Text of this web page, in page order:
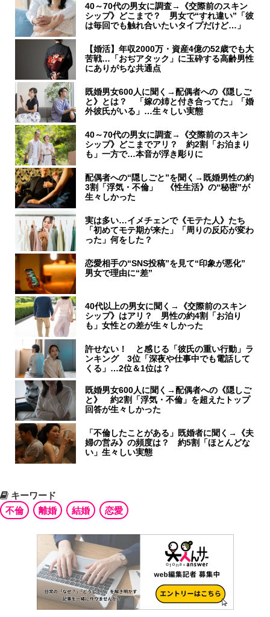
40～70代の男女に調査→《交際前のスキン
シップ》どこまで？ 男女で“すれ違い”「彼
は毎回でも触れ合いたいタイプだけど…」
【婚活】年収2000万・資産4億の52歳でも大
苦戦…「おぢアタック」に玉砕する高齢男性
にありがちな共通点
既婚男女600人に聞く→配偶者への《隠しご
と》とは？ 「嫁の姉と付き合ってた」「婚
外彼氏がいる」…生々しい実態
40～70代の男女に調査→《交際前のスキン
シップ》どこまでアリ？ 約2割「お泊まり
も」一方で…本音が浮き彫りに
配偶者への“隠しごと”を聞く→既婚男性の約
3割「浮気・不倫」 《性生活》の“秘密”が
生々しかった
実は多い…イメチェンで《モテた人》たち
「初めてモテ期が来た」「周りの反応が変わ
った」何をした？
恋愛相手の“SNS投稿”を見て“印象が悪化”
男女で理由に“差”
40代以上の男女に聞く→《交際前のスキン
シップ》はアリ？ 男性の約4割「お泊り
も」女性との差が生々しかった
許せない！ と感じる「彼氏の重い行動」ラ
ンキング 3位「深夜や仕事中でも電話して
くる」…2位＆1位は？
既婚男女600人に聞く→配偶者への《隠しご
と》 約2割「浮気・不倫」を超えたトップ
回答が生々しかった
「不倫したことがある」既婚者に聞く→《夫
婦の営み》の頻度は？ 約5割「ほとんどな
い」生々しい実態
キーワード
不倫
離婚 結婚 恋愛